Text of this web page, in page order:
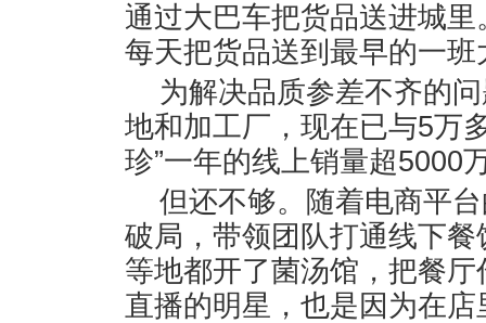
通过大巴车把货品送进城
每天把货品送到最早的一
为解决品质参差不齐的
地和加工厂，现在已与5万
珍”一年的线上销量超5000
但还不够。随着电商平
破局，带领团队打通线下
等地都开了菌汤馆，把餐
直播的明星，也是因为在